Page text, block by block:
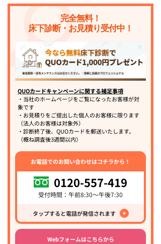
完全無料！
床下診断・お見積り受付中！
QUOカードキャンペーンに関する補足事項
・当社のホームページをご覧になったお客様が対
象です
・お見積りをご提出した個人のお客様に限ります
（法人のお客様は対象外）
・診断終了後、QUOカードを郵送いたします。
（概ね調査後3週間以内）
お電話でのお問い合わせはコチラから！
0120-557-419
受付時間：午前8:30～午後7:30
タップすると電話が発信されます
Webフォームはこちらから